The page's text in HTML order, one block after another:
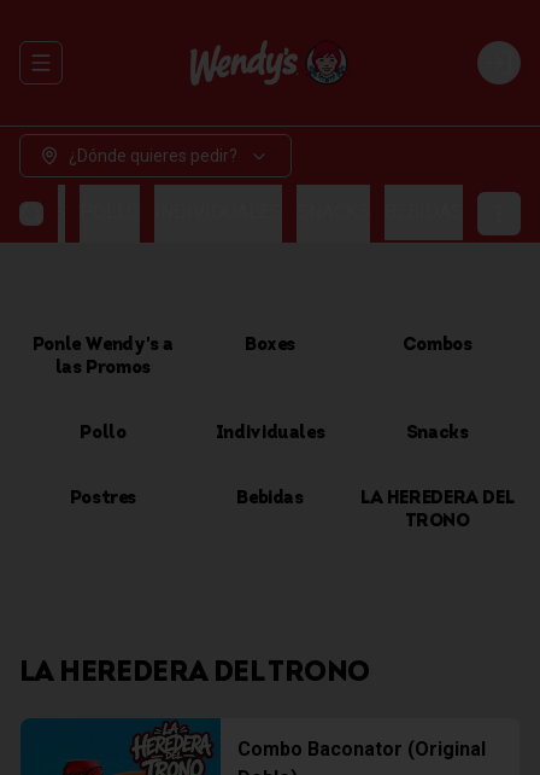
Abrir menu de navegación Login
¿Dónde quieres pedir?
Ponle Wendy's a
las Promos
Boxes Combos
Pollo Individuales Snacks
Postres Bebidas
LA HEREDERA DEL
TRONO
LA HEREDERA DEL TRONO
Combo Baconator (Original